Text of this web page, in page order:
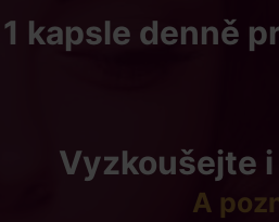
kapsle denně
Vyzkoušejte
A